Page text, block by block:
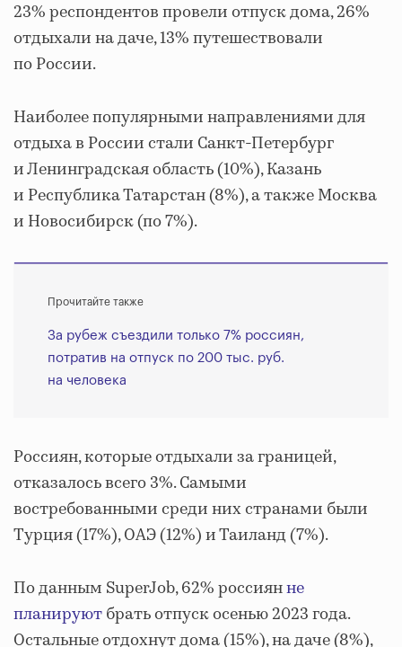
23% респондентов провели отпуск дома, 26%
отдыхали на даче, 13% путешествовали
по России.
Наиболее популярными направлениями для
отдыха в России стали Санкт-Петербург
и Ленинградская область (10%), Казань
и Республика Татарстан (8%), а также Москва
и Новосибирск (по 7%).
Прочитайте также
За рубеж съездили только 7% россиян,
потратив на отпуск по 200 тыс. руб.
на человека
Россиян, которые отдыхали за границей,
отказалось всего 3%. Самыми
востребованными среди них странами были
Турция (17%), ОАЭ (12%) и Таиланд (7%).
По данным SuperJob, 62% россиянне
планируютбрать отпуск осенью 2023 года.
Остальные отдохнут дома (15%), на даче (8%),